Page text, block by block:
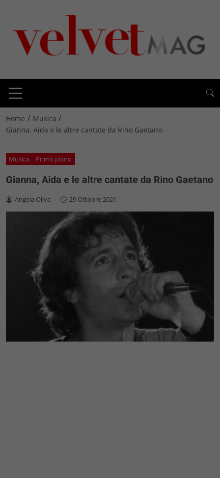
Home / Musica /
Gianna, Aida e le altre cantate da Rino Gaetano
Musica Primo piano
Gianna, Aida e le altre cantate da Rino Gaetano
Angela Oliva - 29 Ottobre 2021